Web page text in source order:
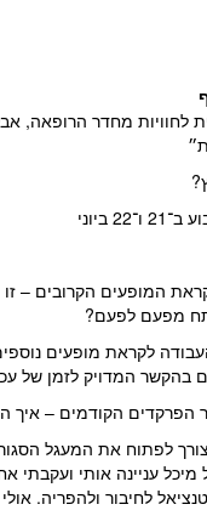
לחוויות מחדר
ביוני
המופעים הקרובים –
מפעם לפעם?
לקראת מופעים
המדויק לזמן של
הפרקדים הקודמים – איך
לפתוח את המעגל הסגור
עניינה אותי ועקבתי
לחיבור ולהפריה.